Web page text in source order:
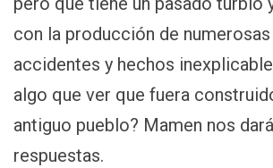
con la producción de
accidentes y hechos
algo que ver que fuera
antiguo pueblo? Mamen nos
respuestas.